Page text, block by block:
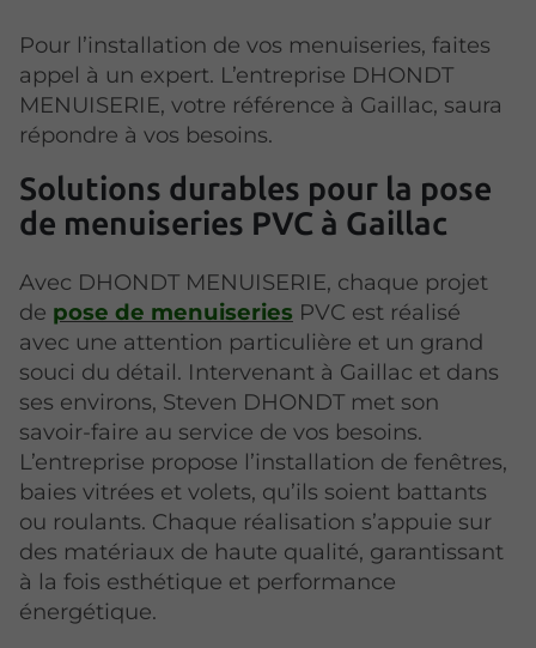
Pour l’installation de vos menuiseries, faites
appel à un expert. L’entreprise DHONDT
MENUISERIE, votre référence à Gaillac, saura
répondre à vos besoins.
Solutions durables pour la pose
de menuiseries PVC à Gaillac
Avec DHONDT MENUISERIE, chaque projet
de pose de menuiseries PVC est réalisé
avec une attention particulière et un grand
souci du détail. Intervenant à Gaillac et dans
ses environs, Steven DHONDT met son
savoir-faire au service de vos besoins.
L’entreprise propose l’installation de fenêtres,
baies vitrées et volets, qu’ils soient battants
ou roulants. Chaque réalisation s’appuie sur
des matériaux de haute qualité, garantissant
à la fois esthétique et performance
énergétique.